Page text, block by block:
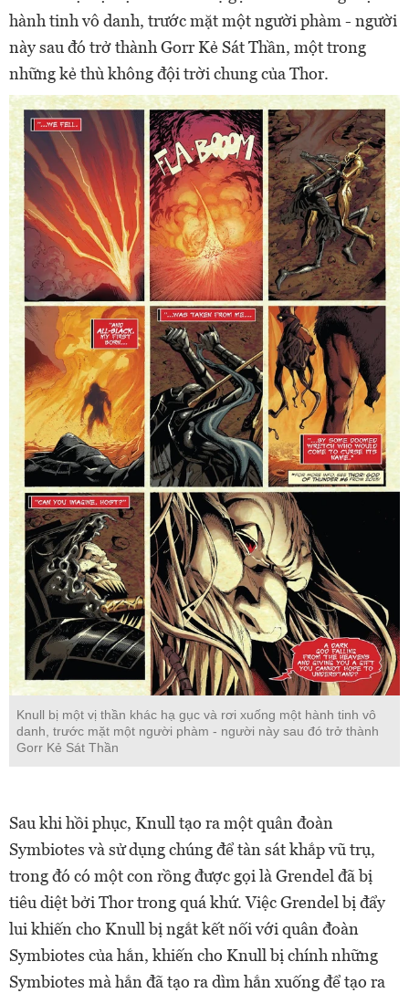
hành tinh vô danh, trước mặt một người phàm - người
này sau đó trở thành Gorr Kẻ Sát Thần, một trong
những kẻ thù không đội trời chung của Thor.
Knull bị một vị thần khác hạ gục và rơi xuống một hành tinh vô
danh, trước mặt một người phàm - người này sau đó trở thành
Gorr Kẻ Sát Thần
Sau khi hồi phục, Knull tạo ra một quân đoàn
Symbiotes và sử dụng chúng để tàn sát khắp vũ trụ,
trong đó có một con rồng được gọi là Grendel đã bị
tiêu diệt bởi Thor trong quá khứ. Việc Grendel bị đẩy
lui khiến cho Knull bị ngắt kết nối với quân đoàn
Symbiotes của hắn, khiến cho Knull bị chính những
Symbiotes mà hắn đã tạo ra dìm hắn xuống để tạo ra